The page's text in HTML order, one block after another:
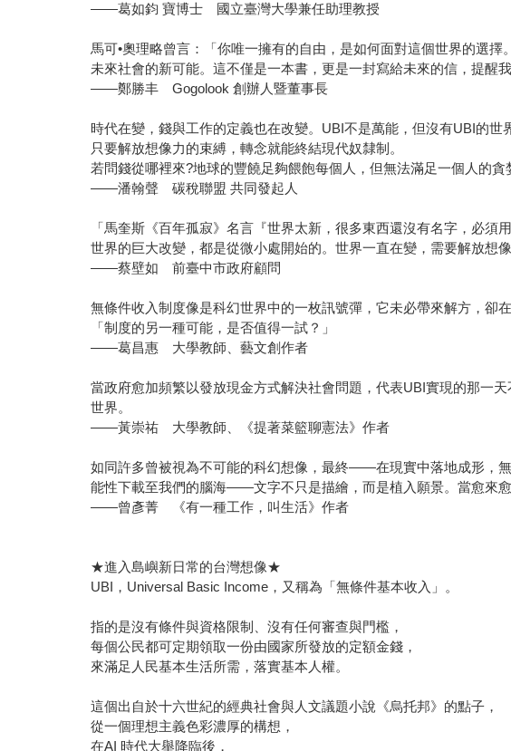
——葛如鈞 寶博士 國立臺灣大學兼任助理教授
馬可•奧理略曾言：「你唯一擁有的自由，是如何面對這個世界的選
未來社會的新可能。這不僅是一本書，更是一封寫給未來的信，提醒
——鄭勝丰 Gogolook 創辦人暨董事長
時代在變，錢與工作的定義也在改變。UBI不是萬能，但沒有UBI的世
只要解放想像力的束縛，轉念就能終結現代奴隸制。
若問錢從哪裡來?地球的豐饒足夠餵飽每個人，但無法滿足一個人的
——潘翰聲 碳稅聯盟 共同發起人
「馬奎斯《百年孤寂》名言『世界太新，很多東西還沒有名字，必須用
世界的巨大改變，都是從微小處開始的。世界一直在變，需要解放想像
——蔡壁如 前臺中市政府顧問
無條件收入制度像是科幻世界中的一枚訊號彈，它未必帶來解方，卻
「制度的另一種可能，是否值得一試？」
——葛昌惠 大學教師、藝文創作者
當政府愈加頻繁以發放現金方式解決社會問題，代表UBI實現的那一
世界。
——黃崇祐 大學教師、《提著菜籃聊憲法》作者
如同許多曾被視為不可能的科幻想像，最終——在現實中落地成形，
能性下載至我們的腦海——文字不只是描繪，而是植入願景。當愈來
——曾彥菁 《有一種工作，叫生活》作者
★進入島嶼新日常的台灣想像★
UBI，Universal Basic Income，又稱為「無條件基本收入」。
指的是沒有條件與資格限制、沒有任何審查與門檻，
每個公民都可定期領取一份由國家所發放的定額金錢，
來滿足人民基本生活所需，落實基本人權。
這個出自於十六世紀的經典社會與人文議題小說《烏托邦》的點子，
從一個理想主義色彩濃厚的構想，
在AI 時代大舉降臨後，